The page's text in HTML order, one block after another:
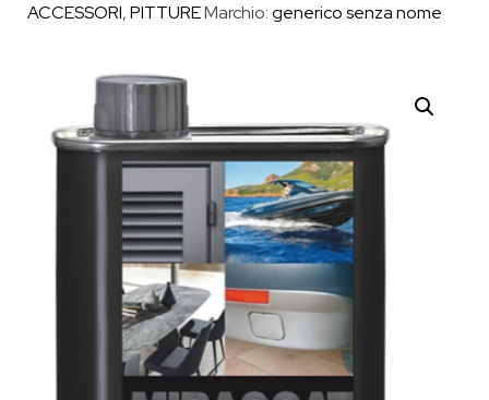
ACCESSORI,PITTUREMarchio:generico senza nome